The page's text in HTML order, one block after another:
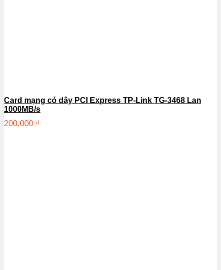
Card mạng có dây PCI Express TP-Link TG-3468 Lan
1000MB/s
200.000 ₫